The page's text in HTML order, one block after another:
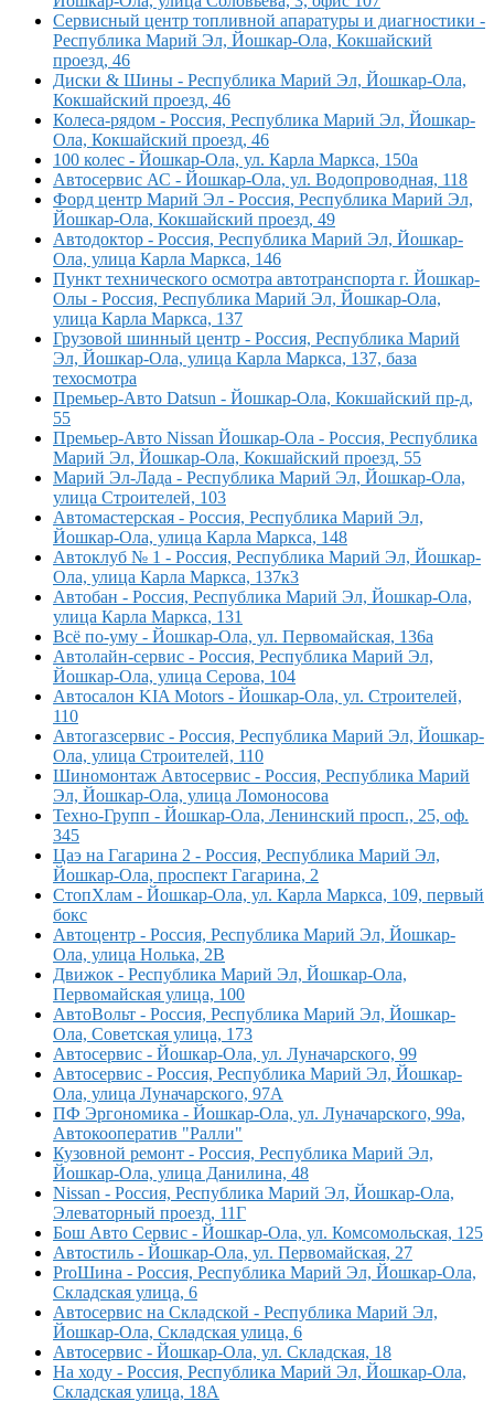
Сервисный центр топливной апаратуры и диагностики -
Республика Марий Эл, Йошкар-Ола, Кокшайский
проезд, 46
Диски & Шины - Республика Марий Эл, Йошкар-Ола,
Кокшайский проезд, 46
Колеса-рядом - Россия, Республика Марий Эл, Йошкар-
Ола, Кокшайский проезд, 46
100 колес - Йошкар-Ола, ул. Карла Маркса, 150а
Автосервис АС - Йошкар-Ола, ул. Водопроводная, 118
Форд центр Марий Эл - Россия, Республика Марий Эл,
Йошкар-Ола, Кокшайский проезд, 49
Автодоктор - Россия, Республика Марий Эл, Йошкар-
Ола, улица Карла Маркса, 146
Пункт технического осмотра автотранспорта г. Йошкар-
Олы - Россия, Республика Марий Эл, Йошкар-Ола,
улица Карла Маркса, 137
Грузовой шинный центр - Россия, Республика Марий
Эл, Йошкар-Ола, улица Карла Маркса, 137, база
техосмотра
Премьер-Авто Datsun - Йошкар-Ола, Кокшайский пр-д,
55
Премьер-Авто Nissan Йошкар-Ола - Россия, Республика
Марий Эл, Йошкар-Ола, Кокшайский проезд, 55
Марий Эл-Лада - Республика Марий Эл, Йошкар-Ола,
улица Строителей, 103
Автомастерская - Россия, Республика Марий Эл,
Йошкар-Ола, улица Карла Маркса, 148
Автоклуб № 1 - Россия, Республика Марий Эл, Йошкар-
Ола, улица Карла Маркса, 137к3
Автобан - Россия, Республика Марий Эл, Йошкар-Ола,
улица Карла Маркса, 131
Всё по-уму - Йошкар-Ола, ул. Первомайская, 136а
Автолайн-сервис - Россия, Республика Марий Эл,
Йошкар-Ола, улица Серова, 104
Автосалон KIA Motors - Йошкар-Ола, ул. Строителей,
110
Автогазсервис - Россия, Республика Марий Эл, Йошкар-
Ола, улица Строителей, 110
Шиномонтаж Автосервис - Россия, Республика Марий
Эл, Йошкар-Ола, улица Ломоносова
Техно-Групп - Йошкар-Ола, Ленинский просп., 25, оф.
345
Цаэ на Гагарина 2 - Россия, Республика Марий Эл,
Йошкар-Ола, проспект Гагарина, 2
СтопХлам - Йошкар-Ола, ул. Карла Маркса, 109, первый
бокс
Автоцентр - Россия, Республика Марий Эл, Йошкар-
Ола, улица Нолька, 2В
Движок - Республика Марий Эл, Йошкар-Ола,
Первомайская улица, 100
АвтоВольт - Россия, Республика Марий Эл, Йошкар-
Ола, Советская улица, 173
Автосервис - Йошкар-Ола, ул. Луначарского, 99
Автосервис - Россия, Республика Марий Эл, Йошкар-
Ола, улица Луначарского, 97А
ПФ Эргономика - Йошкар-Ола, ул. Луначарского, 99а,
Автокооператив "Ралли"
Кузовной ремонт - Россия, Республика Марий Эл,
Йошкар-Ола, улица Данилина, 48
Nissan - Россия, Республика Марий Эл, Йошкар-Ола,
Элеваторный проезд, 11Г
Бош Авто Сервис - Йошкар-Ола, ул. Комсомольская, 125
Автостиль - Йошкар-Ола, ул. Первомайская, 27
ProШина - Россия, Республика Марий Эл, Йошкар-Ола,
Складская улица, 6
Автосервис на Складской - Республика Марий Эл,
Йошкар-Ола, Складская улица, 6
Автосервис - Йошкар-Ола, ул. Складская, 18
На ходу - Россия, Республика Марий Эл, Йошкар-Ола,
Складская улица, 18А